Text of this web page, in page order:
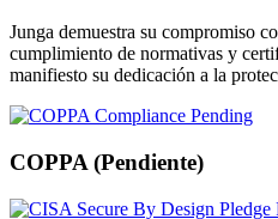
Junga demuestra su compromiso
cumplimiento de normativas y
manifiesto su dedicación a la
COPPA (Pendiente)